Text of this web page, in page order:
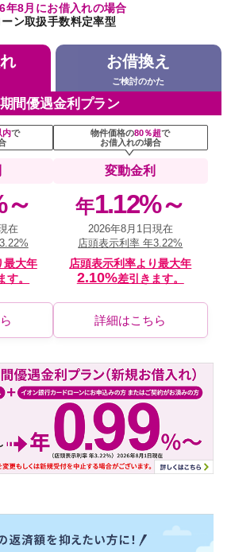
年8月にお借入れの場合
ーン取扱手数料定率型
お借換え
ご検討のかた
間優遇金利プラン
内で
～
在
最大年
す。
物件価格の80％超で
お借入れの場合
変動金利
年1.12%～
2026年8月1日現在
店頭表示利率 年3.22%
店頭表示利率より最大年
2.10%差引きます。
詳細はこちら